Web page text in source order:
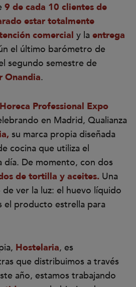
9 de cada 10 clientes de
estar totalmente
comercial y la entrega
el último barómetro de
segundo semestre de
Onandia.
Horeca Professional Expo
en Madrid, Qualianza
su marca propia diseñada
cocina que utiliza el
día. De momento, con dos
de tortilla y aceites. Una
ver la luz: el huevo líquido
el producto estrella para
Hostelaria, es
que distribuimos a través
año, estamos trabajando